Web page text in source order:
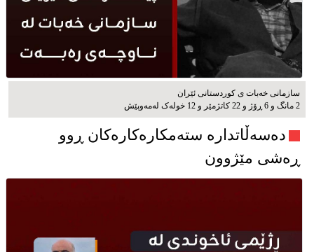
سازمانی خەبات ی كوردستانی ئێران
2 مانگ و 6 ڕۆژ و 22 کاتژمێر و 12 خوله‌ک له‌مه‌وپێش‌
دەسەڵاتدارە ستەمکارەکارەکان ڕوو
ڕەشی مێژوون